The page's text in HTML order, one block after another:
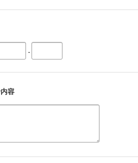
-
容